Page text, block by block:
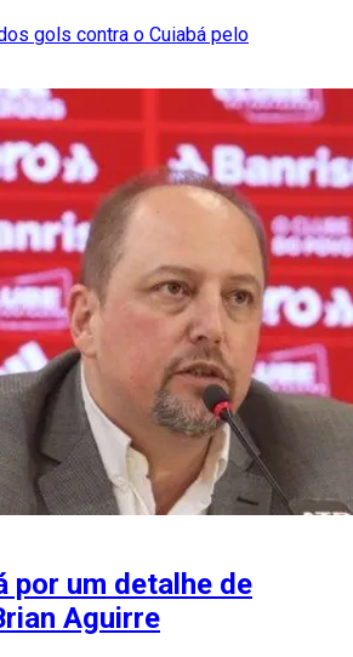
gols contra o Cuiabá pelo
por um detalhe de
Aguirre